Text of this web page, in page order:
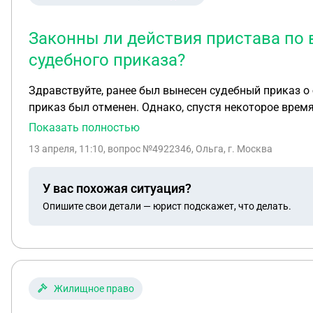
содержанию жилого помещения. Таким образом,
Прошу: Разделить обязанности по оплате комунальных платяжей и назначит оплачивать квартиру по ул есенина 32-9 Повернову Ольгу Владимировну и
Законны ли действия пристава
судебного приказа?
Здравствуйте, ранее был вынесен судебный
приказ был отменен. Однако, спустя некоторое
солидарной ответственности. Законны ли действия
Показать полностью
13 апреля, 11:10, вопрос №4922346, Ольга, г. Москва
У вас похожая ситуация?
Опишите свои детали — юрист подскажет, что делать.
Жилищное право